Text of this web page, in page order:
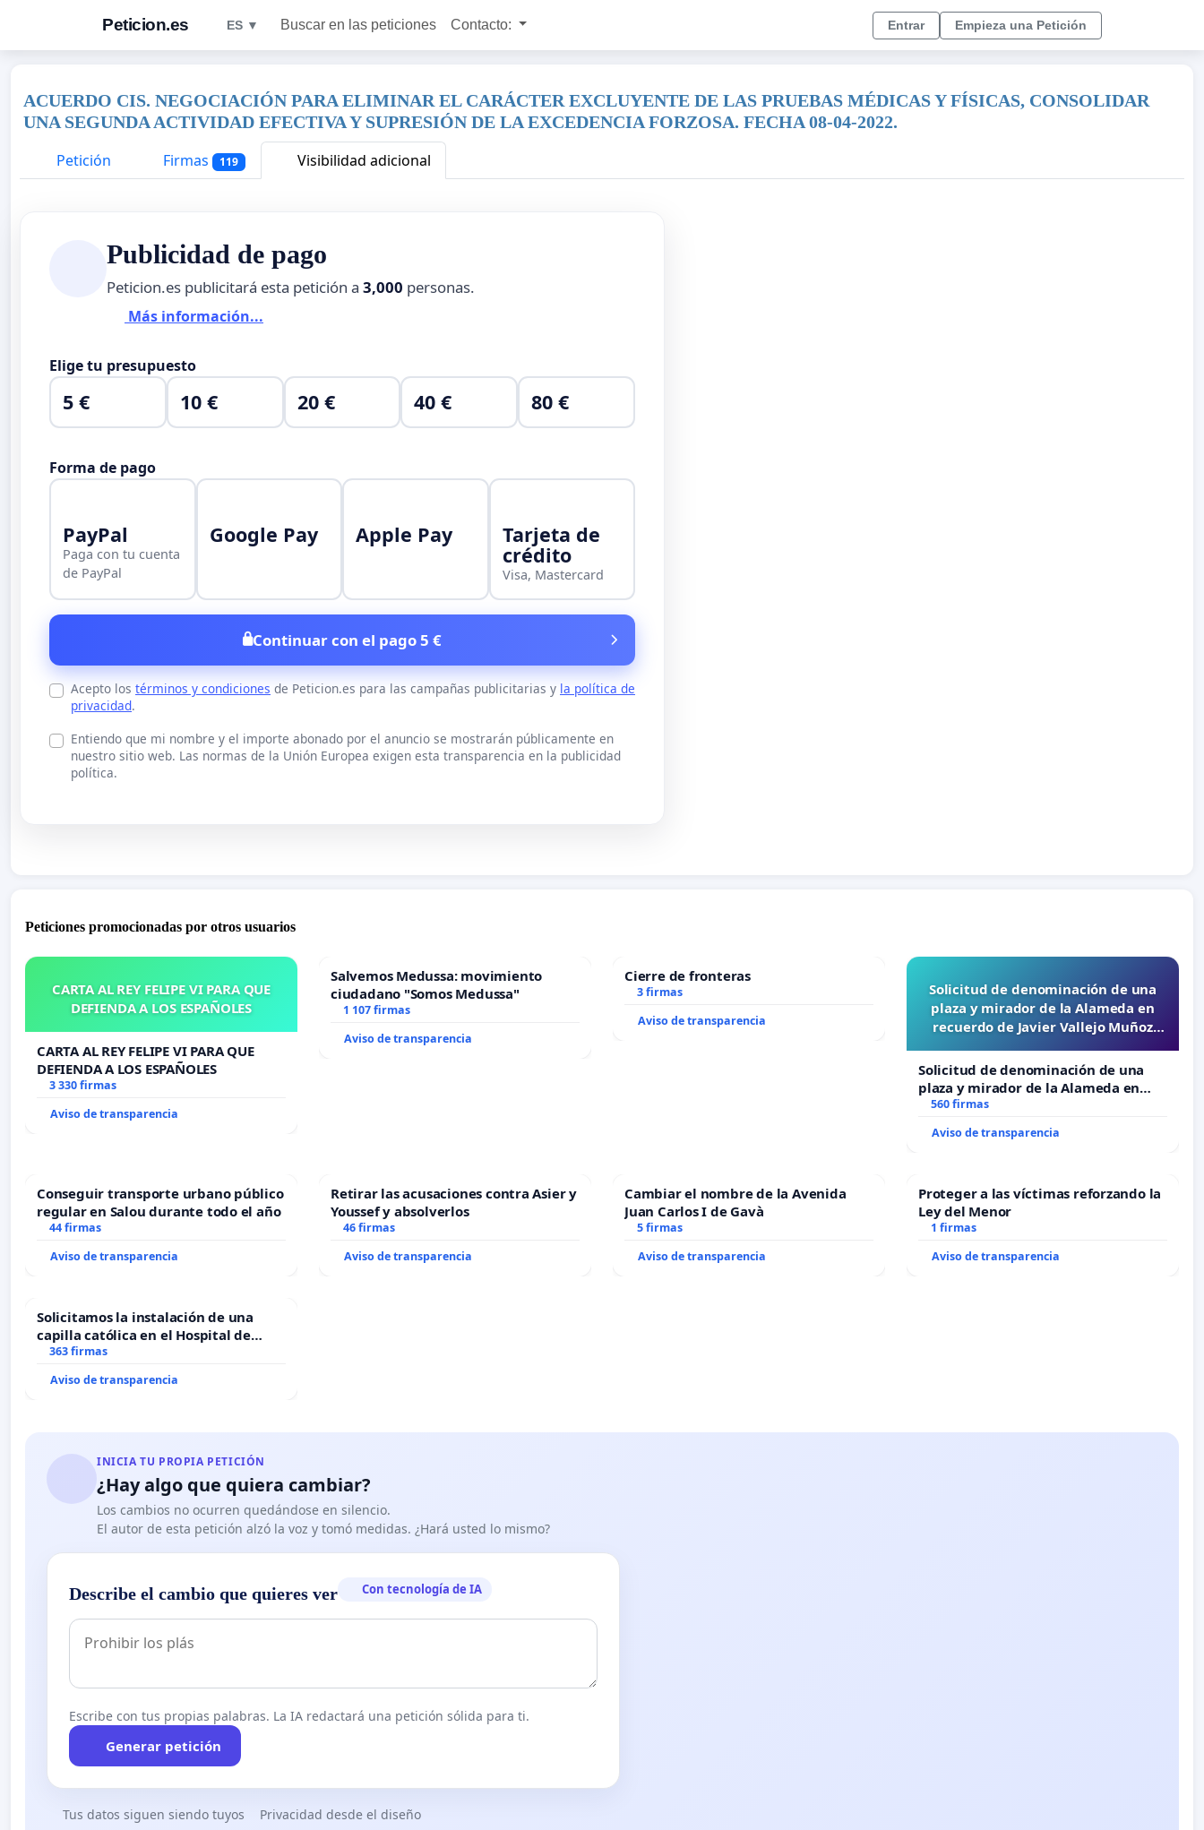
Peticion.es ES ▼ Buscar en las peticiones Contacto: Entrar Empieza una Petición
ACUERDO CIS. NEGOCIACIÓN PARA ELIMINAR EL CARÁCTER EXCLUYENTE DE LAS PRUEBAS MÉDICAS Y FÍSICAS, CONSOLIDAR
UNA SEGUNDA ACTIVIDAD EFECTIVA Y SUPRESIÓN DE LA EXCEDENCIA FORZOSA. FECHA 08-04-2022.
Petición
Firmas 119 Visibilidad adicional
Publicidad de pago
Peticion.es publicitará esta petición a 3,000 personas.
Más información...
Elige tu presupuesto
5 € 10 € 20 € 40 € 80 €
Forma de pago
PayPal
Paga con tu cuenta
de PayPal
Google Pay Apple Pay Tarjeta de
crédito
Visa, Mastercard
Continuar con el pago 5 €
Acepto los términos y condiciones de Peticion.es para las campañas publicitarias y la política de
privacidad.
Entiendo que mi nombre y el importe abonado por el anuncio se mostrarán públicamente en
nuestro sitio web. Las normas de la Unión Europea exigen esta transparencia en la publicidad
política.
Peticiones promocionadas por otros usuarios
CARTA AL REY FELIPE VI PARA QUE
DEFIENDA A LOS ESPAÑOLES
CARTA AL REY FELIPE VI PARA QUE
DEFIENDA A LOS ESPAÑOLES
3 330 firmas
Aviso de transparencia
Salvemos Medussa: movimiento
ciudadano "Somos Medussa"
1 107 firmas
Aviso de transparencia
Cierre de fronteras
3 firmas
Aviso de transparencia
Solicitud de denominación de una
plaza y mirador de la Alameda en
recuerdo de Javier Vallejo Muñoz
Solicitud de denominación de una
plaza y mirador de la Alameda en
recuerdo de Javier Vallejo Muñoz
560 firmas
Aviso de transparencia
Conseguir transporte urbano público
regular en Salou durante todo el año
44 firmas
Aviso de transparencia
Retirar las acusaciones contra Asier y
Youssef y absolverlos
46 firmas
Aviso de transparencia
Cambiar el nombre de la Avenida
Juan Carlos I de Gavà
5 firmas
Aviso de transparencia
Proteger a las víctimas reforzando la
Ley del Menor
1 firmas
Aviso de transparencia
Solicitamos la instalación de una
capilla católica en el Hospital de
Alcañiz
363 firmas
Aviso de transparencia
INICIA TU PROPIA PETICIÓN
¿Hay algo que quiera cambiar?
Los cambios no ocurren quedándose en silencio.
El autor de esta petición alzó la voz y tomó medidas. ¿Hará usted lo mismo?
Describe el cambio que quieres ver Con tecnología de IA
Escribe con tus propias palabras. La IA redactará una petición sólida para ti.
Generar petición
Tus datos siguen siendo tuyos Privacidad desde el diseño